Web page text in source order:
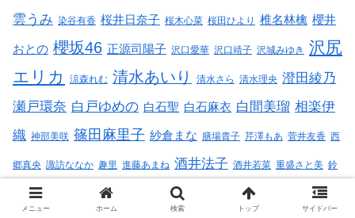
雲うみ 染谷有香 桜井日奈子 桜木心菜 桜田ひより 椎名林檎 櫻井
おとの 櫻坂46 正源司陽子 沢口愛華 沢口靖子 沢城みゆき 沢尻
エリカ
涼森れむ 清水あいり 清水さら 清水理央 澄田綾乃
瀬戸環奈 白戸ゆめの 白石聖 白石麻衣 白間美瑠 相楽伊
織 神部美咲 篠田麻里子 紗倉まな 膳場貴子 芹澤もあ 菅井友香 西
郷真央 諏訪ななか 趣里 進藤あまね 酒井法子 酒井若菜 重盛さと美 鈴
木ゆうか 鈴木保奈美 鈴木優香 鈴木奈穂子 鈴木愛
メニュー ホーム 検索 トップ サイドバー